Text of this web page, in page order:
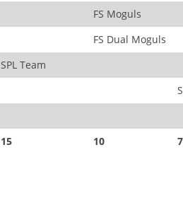
FS Moguls
FS Dual Moguls
SPL Team
15 10 7